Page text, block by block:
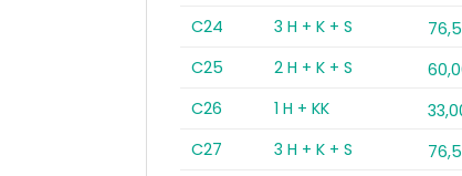
C24
3 H + K + S
C25
2 H + K + S
C26
1 H + KK
C27
3 H + K + S